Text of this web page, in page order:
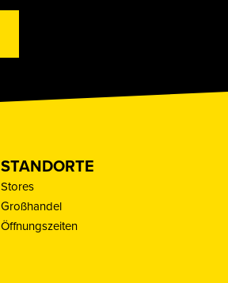
STANDORTE
Stores
Großhandel
Öffnungszeiten